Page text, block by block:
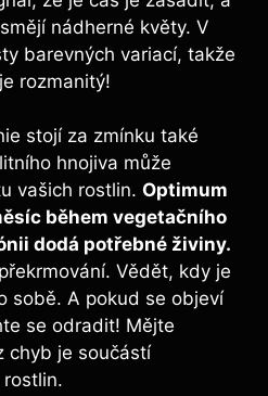
nádherné květy. V
barevných variací, takže
rozmanitý!
stojí za zmínku také
hnojiva může
vašich rostlin. Optimum
během vegetačního
dodá potřebné živiny.
Vědět, kdy je
sobě. A pokud se objeví
se odradit! Mějte
chyb je součástí